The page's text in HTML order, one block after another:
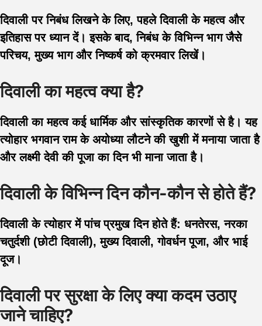
दिवाली पर निबंध लिखने के लिए, पहले दिवाली के महत्व और
इतिहास पर ध्यान दें। इसके बाद, निबंध के विभिन्न भाग जैसे
परिचय, मुख्य भाग और निष्कर्ष को क्रमवार लिखें।
दिवाली का महत्व क्या है?
दिवाली का महत्व कई धार्मिक और सांस्कृतिक कारणों से है। यह
त्योहार भगवान राम के अयोध्या लौटने की खुशी में मनाया जाता है
और लक्ष्मी देवी की पूजा का दिन भी माना जाता है।
दिवाली के विभिन्न दिन कौन-कौन से होते हैं?
दिवाली के त्योहार में पांच प्रमुख दिन होते हैं: धनतेरस, नरका
चतुर्दशी (छोटी दिवाली), मुख्य दिवाली, गोवर्धन पूजा, और भाई
दूज।
दिवाली पर सुरक्षा के लिए क्या कदम उठाए
जाने चाहिए?